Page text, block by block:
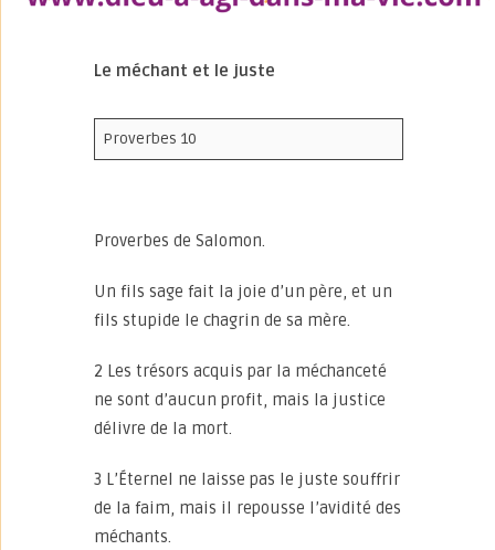
Le méchant et le juste
Proverbes 10
Proverbes de Salomon.
Un fils sage fait la joie d’un père, et un
fils stupide le chagrin de sa mère.
2 Les trésors acquis par la méchanceté
ne sont d’aucun profit, mais la justice
délivre de la mort.
3 L’Éternel ne laisse pas le juste souffrir
de la faim, mais il repousse l’avidité des
méchants.